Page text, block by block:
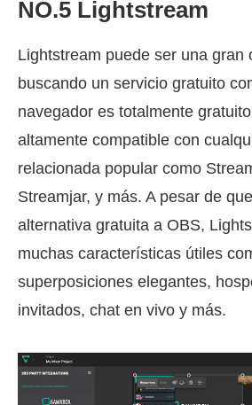
NO.5 Lightstream
Lightstream puede ser una gran
buscando un servicio gratuito
navegador es totalmente
altamente compatible con
relacionada popular como
Streamjar, y más. A pesar de
alternativa gratuita a OBS,
muchas características útiles
superposiciones elegantes,
invitados, chat en vivo y más.